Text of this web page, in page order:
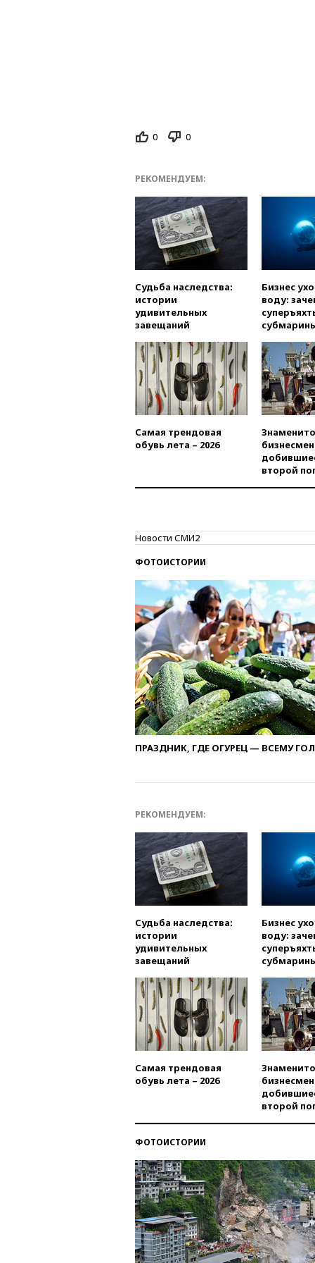
0 0
РЕКОМЕНДУЕМ:
Судьба наследства:
истории
удивительных
завещаний
Бизнес
воду:
Самая трендовая
обувь лета – 2026
второй
Новости СМИ2
ФОТОИСТОРИИ
ПРАЗДНИК, ГДЕ ОГУРЕЦ — ВСЕМУ
РЕКОМЕНДУЕМ:
Судьба наследства:
истории
удивительных
завещаний
Бизнес
воду:
Самая трендовая
обувь лета – 2026
второй
ФОТОИСТОРИИ